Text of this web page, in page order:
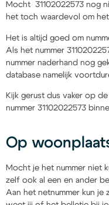
Mocht 31102022573 nog
het toch waardevol om
Het is altijd goed om
Als het nummer
nummer naderhand nog
database namelijk
Kijk gerust dus vaker op
nummer 31102022573
Op
Mocht je het nummer niet
zelf ook al een en ander
Aan het netnummer kun je